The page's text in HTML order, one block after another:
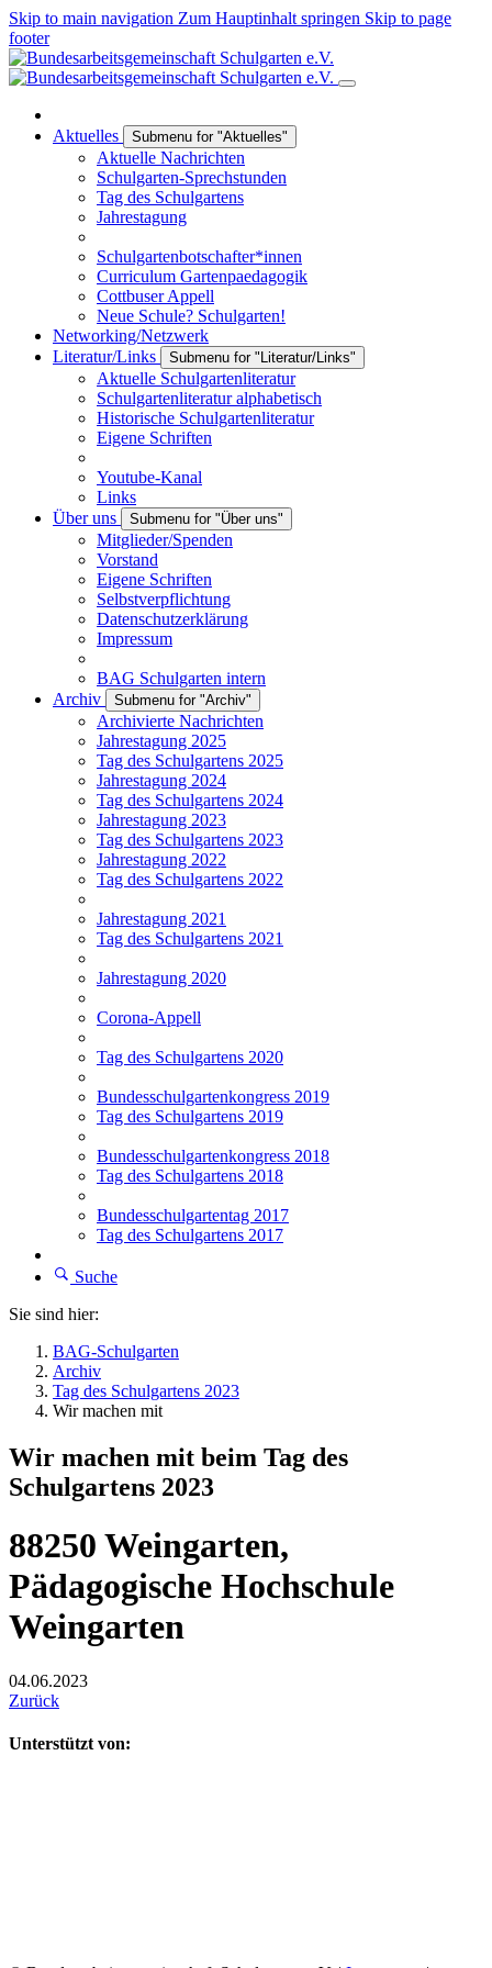
Skip to main navigation Zum Hauptinhalt springen Skip to page
footer
Aktuelles Submenu for "Aktuelles"
Aktuelle Nachrichten
Schulgarten-Sprechstunden
Tag des Schulgartens
Jahrestagung
Schulgartenbotschafter*innen
Curriculum Gartenpaedagogik
Cottbuser Appell
Neue Schule? Schulgarten!
Networking/Netzwerk
Literatur/Links
Submenu for "Literatur/Links"
Aktuelle Schulgartenliteratur
Schulgartenliteratur alphabetisch
Historische Schulgartenliteratur
Eigene Schriften
Youtube-Kanal
Links
Über uns
Submenu for "Über uns"
Mitglieder/Spenden
Vorstand
Eigene Schriften
Selbstverpflichtung
Datenschutzerklärung
Impressum
BAG Schulgarten intern
Archiv
Submenu for "Archiv"
Archivierte Nachrichten
Jahrestagung 2025
Tag des Schulgartens 2025
Jahrestagung 2024
Tag des Schulgartens 2024
Jahrestagung 2023
Tag des Schulgartens 2023
Jahrestagung 2022
Tag des Schulgartens 2022
Jahrestagung 2021
Tag des Schulgartens 2021
Jahrestagung 2020
Corona-Appell
Tag des Schulgartens 2020
Bundesschulgartenkongress 2019
Tag des Schulgartens 2019
Bundesschulgartenkongress 2018
Tag des Schulgartens 2018
Bundesschulgartentag 2017
Tag des Schulgartens 2017
Suche
Sie sind hier:
BAG-Schulgarten
Archiv
Tag des Schulgartens 2023
Wir machen mit
Wir machen mit beim Tag des
Schulgartens 2023
88250 Weingarten,
Pädagogische Hochschule
Weingarten
04.06.2023
Zurück
Unterstützt von: